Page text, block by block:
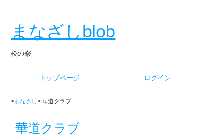
まなざしblob
松の寮
トップページ ログイン
>まなざし> 華道クラブ
華道クラブ